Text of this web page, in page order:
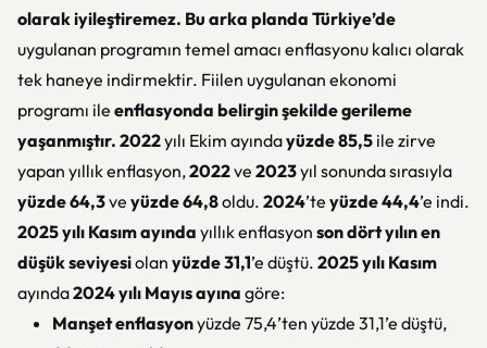
olarak iyileştiremez. Bu arka planda Türkiye’de
uygulanan programın temel amacı enflasyonu kalıcı olarak
tek haneye indirmektir. Fiilen uygulanan ekonomi
programı ile enflasyonda belirgin şekilde gerileme
yaşanmıştır. 2022yılı Ekim ayındayüzde 85,5 ile zirve
yapan yıllık enflasyon,2022ve 2023yıl sonunda sırasıyla
yüzde 64,3ve yüzde 64,8oldu. 2024’te yüzde 44,4’e indi.
2025 yılı Kasım ayında yıllık enflasyon son dört yılın en
düşük seviyesiolan yüzde 31,1’e düştü. 2025 yılı Kasım
ayında2024 yılı Mayıs ayına göre:
Manşet enflasyonyüzde 75,4’ten yüzde 31,1’e düştü,